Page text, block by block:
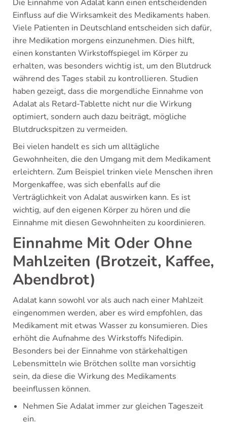
Die Einnahme von Adalat kann einen entscheidenden
Einfluss auf die Wirksamkeit des Medikaments haben.
Viele Patienten in Deutschland entscheiden sich dafür,
ihre Medikation morgens einzunehmen. Dies hilft,
einen konstanten Wirkstoffspiegel im Körper zu
erhalten, was besonders wichtig ist, um den Blutdruck
während des Tages stabil zu kontrollieren. Studien
haben gezeigt, dass die morgendliche Einnahme von
Adalat als Retard-Tablette nicht nur die Wirkung
optimiert, sondern auch dazu beiträgt, mögliche
Blutdruckspitzen zu vermeiden.
Bei vielen handelt es sich um alltägliche
Gewohnheiten, die den Umgang mit dem Medikament
erleichtern. Zum Beispiel trinken viele Menschen ihren
Morgenkaffee, was sich ebenfalls auf die
Verträglichkeit von Adalat auswirken kann. Es ist
wichtig, auf den eigenen Körper zu hören und die
Einnahme mit diesen Gewohnheiten zu koordinieren.
Einnahme Mit Oder Ohne
Mahlzeiten (Brotzeit, Kaffee,
Abendbrot)
Adalat kann sowohl vor als auch nach einer Mahlzeit
eingenommen werden, aber es wird empfohlen, das
Medikament mit etwas Wasser zu konsumieren. Dies
erhöht die Aufnahme des Wirkstoffs Nifedipin.
Besonders bei der Einnahme von stärkehaltigen
Lebensmitteln wie Brötchen sollte man vorsichtig
sein, da diese die Wirkung des Medikaments
beeinflussen können.
Nehmen Sie Adalat immer zur gleichen Tageszeit
ein.